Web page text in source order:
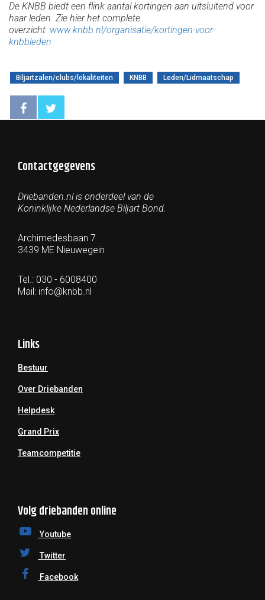
De KNBB biedt een flink aantal kortingen aan uitsluitend voor
haar leden. Zie hier het complete
overzicht: www.knbb.nl/organisatie/kortingen-voor-
knbbleden
Biljartzalen/clubs/lokaliteiten KNBB Leden/Lidmaatschap
Contactgegevens
Driebanden.nl is onderdeel van de
Koninklijke Nederlandse Biljart Bond.
Archimedesbaan 7
3439 ME Nieuwegein
Tel.: 030 - 6008400
Mail: info@knbb.nl
Links
Bestuur
Over Driebanden
Helpdesk
Grand Prix
Teamcompetitie
Volg driebanden online
Youtube
Twitter
Facebook